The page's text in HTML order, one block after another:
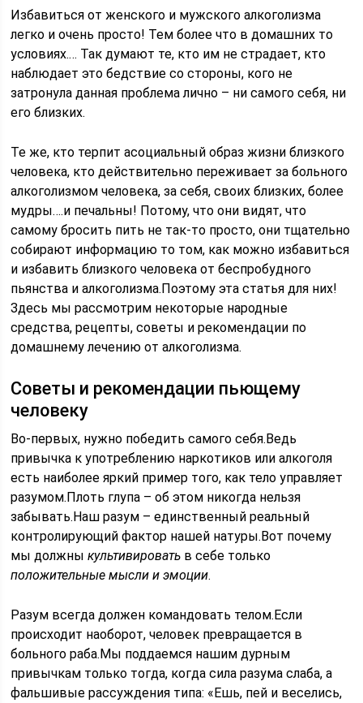
Избавиться от женского и мужского алкоголизма
легко и очень просто! Тем более что в домашних то
условиях.… Так думают те, кто им не страдает, кто
наблюдает это бедствие со стороны, кого не
затронула данная проблема лично – ни самого себя, ни
его близких.
Те же, кто терпит асоциальный образ жизни близкого
человека, кто действительно переживает за больного
алкоголизмом человека, за себя, своих близких, более
мудры….и печальны! Потому, что они видят, что
самому бросить пить не так-то просто, они тщательно
собирают информацию то том, как можно избавиться
и избавить близкого человека от беспробудного
пьянства и алкоголизма.Поэтому эта статья для них!
Здесь мы рассмотрим некоторые народные
средства, рецепты, советы и рекомендации по
домашнему лечению от алкоголизма.
Советы и рекомендации пьющему
человеку
Во-первых, нужно победить самого себя.Ведь
привычка к употреблению наркотиков или алкоголя
есть наиболее яркий пример того, как тело управляет
разумом.Плоть глупа – об этом никогда нельзя
забывать.Наш разум – единственный реальный
контролирующий фактор нашей натуры.Вот почему
мы должныкультивировать в себе только
положительные мысли и эмоции.
Разум всегда должен командовать телом.Если
происходит наоборот, человек превращается в
больного раба.Мы поддаемся нашим дурным
привычкам только тогда, когда сила разума слаба, а
фальшивые рассуждения типа: «Ешь, пей и веселись,